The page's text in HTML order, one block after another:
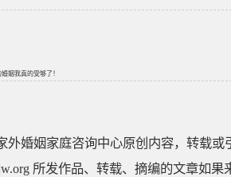
姻我真的受够了！
外婚姻家庭咨询中心原创内容，转载
所发作品、转载、摘编的文章如